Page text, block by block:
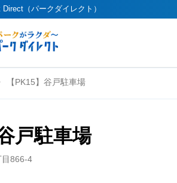
（パークダイレクト）
【PK15】谷戸駐車場
戸駐車場
目866-4